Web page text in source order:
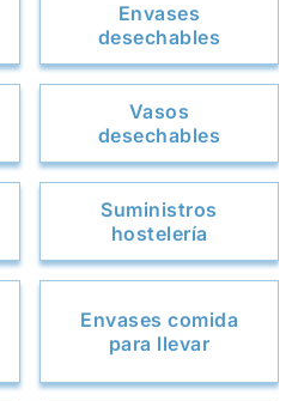
Envases
desechables
Vasos
desechables
Suministros
hostelería
Envases comida
para llevar